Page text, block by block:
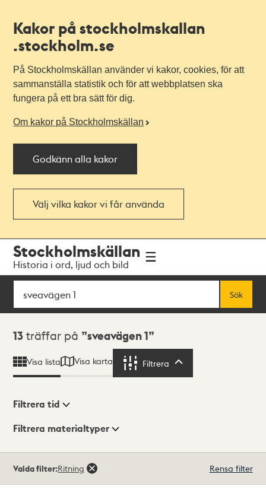
Kakor på stockholmskallan
.stockholm.se
På Stockholmskällan använder vi kakor, cookies, för att
sammanställa statistik och för att webbplatsen ska
fungera på ett bra sätt för dig.
Om kakor på Stockholmskällan
Godkänn alla kakor
Välj vilka kakor vi får använda
navigationen
huvudinnehållet
Stockholmskällan
Historia i ord, ljud och bild
Sök
Sök
Sökresultat
13 träffar på sveavägen 1
Visa lista Visa karta Filtrera
Visningsläge
Filtrera tid
Filtrera materialtyper
träffar
Valda filter:Ritning Rensa filter